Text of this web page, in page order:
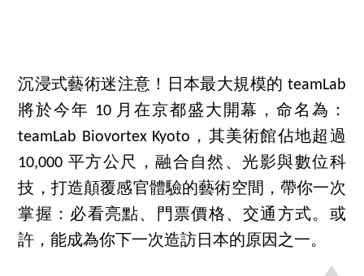
沉浸式藝術迷注意！日本最大規模的 teamLab
將於今年 10 月在京都盛大開幕，命名為：
teamLab Biovortex Kyoto，其美術館佔地超過
10,000 平方公尺，融合自然、光影與數位科
技，打造顛覆感官體驗的藝術空間，帶你一次
掌握：必看亮點、門票價格、交通方式。或
許，能成為你下一次造訪日本的原因之一。